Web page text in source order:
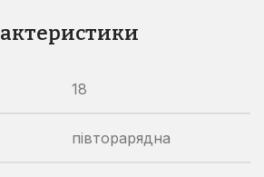
18
півторарядна